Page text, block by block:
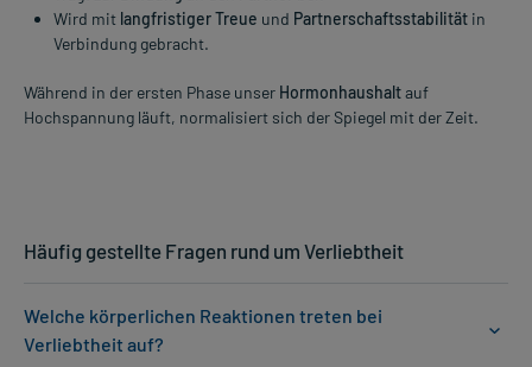
Wird mit langfristiger Treue und Partnerschaftsstabilität in
Verbindung gebracht.
Während in der ersten Phase unser Hormonhaushaltauf
Hochspannung läuft, normalisiert sich der Spiegel mit der Zeit.
Häufig gestellte Fragen rund um Verliebtheit
Welche körperlichen Reaktionen treten bei
Verliebtheit auf?